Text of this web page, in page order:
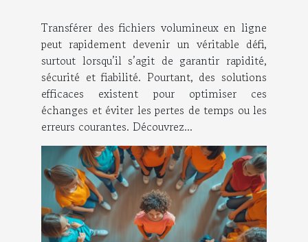
Transférer des fichiers volumineux en ligne
peut rapidement devenir un véritable défi,
surtout lorsqu’il s’agit de garantir rapidité,
sécurité et fiabilité. Pourtant, des solutions
efficaces existent pour optimiser ces
échanges et éviter les pertes de temps ou les
erreurs courantes. Découvrez...